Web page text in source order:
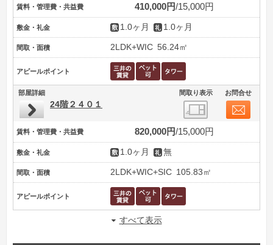
賃料・管理費・共益費 410,000円 15,000円
敷金・礼金 1.0ヶ月 1.0ヶ月
間取・面積 2LDK+WIC 56.24㎡
アピールポイント
部屋詳細 間取り表示 お問合せ
24階２４０１
賃料・管理費・共益費 820,000円 15,000円
敷金・礼金 1.0ヶ月 無
間取・面積 2LDK+WIC+SIC 105.83㎡
アピールポイント
すべて表示